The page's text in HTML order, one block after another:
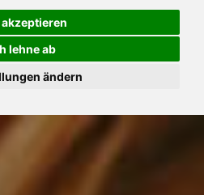
lehne ab
ändern